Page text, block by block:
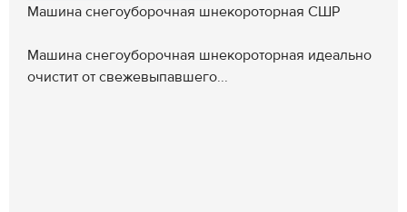
Машина снегоуборочная шнекороторная СШР
Машина снегоуборочная шнекороторная идеально
очистит от свежевыпавшего...